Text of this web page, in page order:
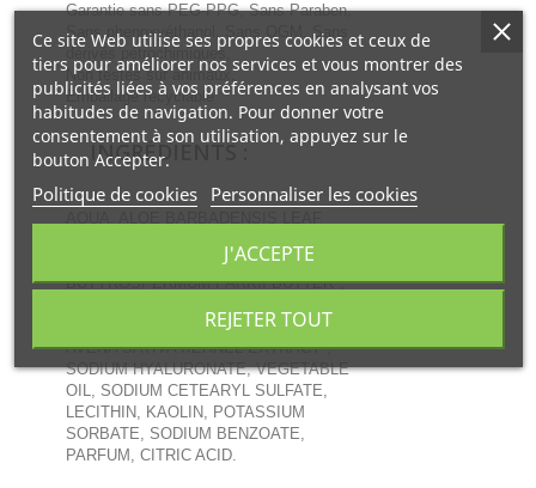
Garantie sans PEG-PPG, Sans Paraben,
Sans phenoxyéthanol, Sans OGM, Sans
dérivés pétrochimiques,
Non testés sur animaux,
Emballage recyclable
INGRÉDIENTS :
CAPRYLATE/CAPRATE, GLYCERIN,
BUTYROSPERMUM PARKII BUTTER*,
ARCTIUM MAJUS ROOT EXTRACT*,
AVENA SATIVA KERNEL EXTRACT*,
SODIUM HYALURONATE, VEGETABLE
OIL, SODIUM CETEARYL SULFATE,
LECITHIN, KAOLIN, POTASSIUM
SORBATE, SODIUM BENZOATE,
PARFUM, CITRIC ACID.
Ce site Web utilise ses propres cookies et ceux de
tiers pour améliorer nos services et vous montrer des
publicités liées à vos préférences en analysant vos
habitudes de navigation. Pour donner votre
consentement à son utilisation, appuyez sur le
bouton Accepter.
Politique de cookies Personnaliser les cookies
REJETER TOUT
J'ACCEPTE